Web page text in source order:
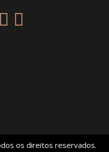
os direitos reservados.